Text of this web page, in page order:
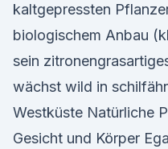
kaltgepressten
biologischem Anbau
sein
wächst wild in
Westküste Natürliche
Gesicht und Körper